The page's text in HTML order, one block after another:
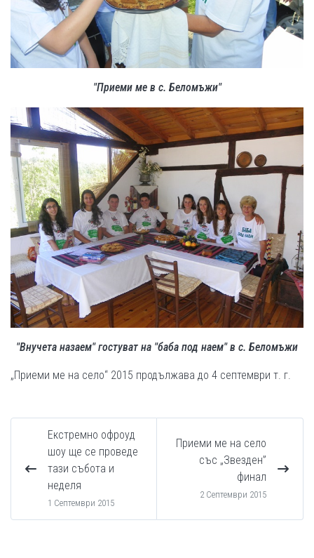
"Приеми ме в с. Беломъжи"
"Внучета назаем" гостуват на "баба под наем" в с. Беломъжи
„Приеми ме на село“ 2015 продължава до 4 септември т. г.
Eкстремно офроуд
шоу ще се проведе
тази събота и
неделя
1 Септември 2015
Приеми ме на село
със „Звезден”
финал
2 Септември 2015